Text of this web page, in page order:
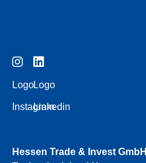
Logo
Instagram
Logo
Linkedin
Hessen Trade & Invest GmbH